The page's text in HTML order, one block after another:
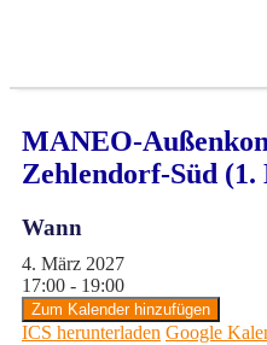
MANEO-
Zehlendorf-Süd (1.
Wann
4. März 2027
17:00 - 19:00
Zum Kalender hinzufügen
ICS herunterladen Google